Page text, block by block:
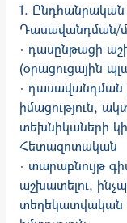
1. Ընդհանրական
Դասավանդման/
· դասընթացի
(օրացուցային
· դասավանդման
իմացություն,
տեխնիկաների
Հետազոտական
· տարաբնույթ
աշխատելու,
տեղեկատվական